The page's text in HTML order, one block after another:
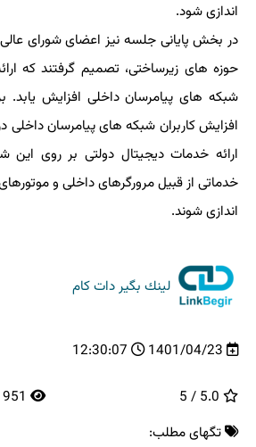
اندازی شود.
در بخش پایانی جلسه نیز اعضای شورای
حوزه های زیرساختی، تصمیم گرفتند که
شبکه های پیامرسان داخلی افزایش یابد.
افزایش کاربران شبکه های پیامرسان داخلی
ارائه خدمات دیجیتال دولتی بر روی این
خدماتی از قبیل مرورگرهای داخلی و
اندازی شوند.
لینك بگیر دات كام
1401/04/23
12:30:07
تگهای مطلب: